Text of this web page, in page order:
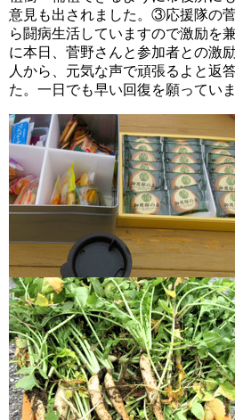
意見も出されました。③応援隊の
ら闘病生活していますので激励を
に本日、菅野さんと参加者との激
人から、元気な声で頑張るよと返
た。一日でも早い回復を願っていま